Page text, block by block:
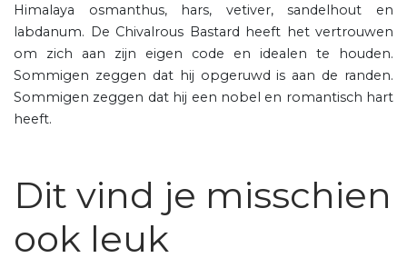
Himalaya osmanthus, hars, vetiver, sandelhout en
labdanum. De Chivalrous Bastard heeft het vertrouwen
om zich aan zijn eigen code en idealen te houden.
Sommigen zeggen dat hij opgeruwd is aan de randen.
Sommigen zeggen dat hij een nobel en romantisch hart
heeft.
Dit vind je misschien
ook leuk